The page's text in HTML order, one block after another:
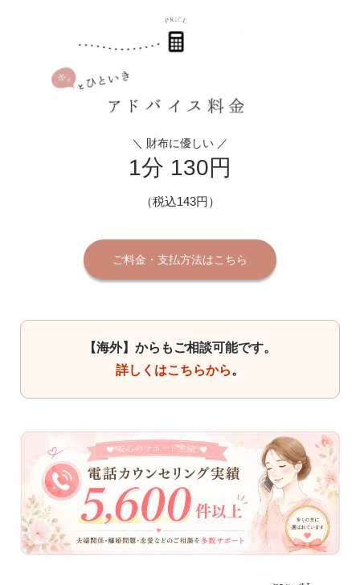
＼ 財布に優しい ／
1分 130円
（税込143円）
ご料金・支払方法はこちら
【海外】からもご相談可能です。
詳しくはこちらから。